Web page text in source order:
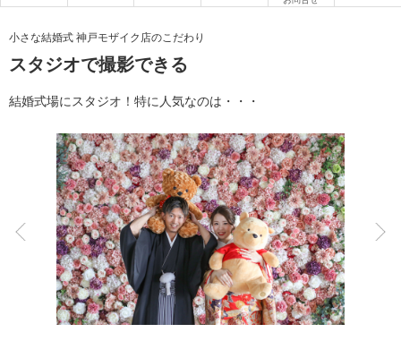
衣装
オプション ブログ
アクセス/TEL スタジオトップ
こだわりポイント
フォト＋会食 ペットと撮影
小さな結婚式 神戸モザイク店のこだわり
スタジオで撮影できる
結婚式場にスタジオ！特に人気なのは・・・